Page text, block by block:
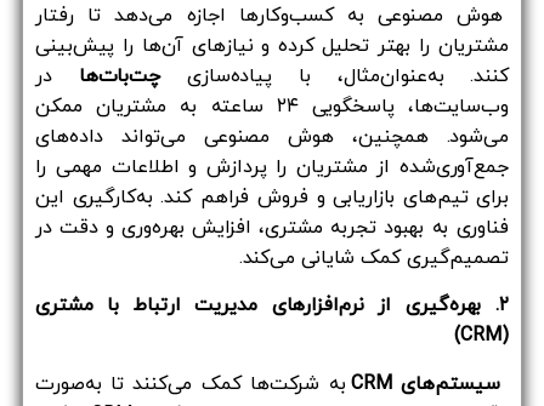
هوش مصنوعی به کسب‌وکارها اجازه می‌دهد تا رفتار
مشتریان را بهتر تحلیل کرده و نیازهای آن‌ها را پیش‌بینی
کنند. به‌عنوان‌مثال، با پیاده‌سازیچت‌بات‌ها در
وب‌سایت‌ها، پاسخگویی ۲۴ ساعته به مشتریان ممکن
می‌شود. همچنین، هوش مصنوعی می‌تواند داده‌های
جمع‌آوری‌شده از مشتریان را پردازش و اطلاعات مهمی را
برای تیم‌های بازاریابی و فروش فراهم کند. به‌کارگیری این
فناوری به بهبود تجربه مشتری، افزایش بهره‌وری و دقت در
تصمیم‌گیری کمک شایانی می‌کند.
۲. بهره‌گیری از نرم‌افزارهای مدیریت ارتباط با مشتری
(CRM)
سیستم‌های CRM
به شرکت‌ها کمک می‌کنند تا به‌صورت